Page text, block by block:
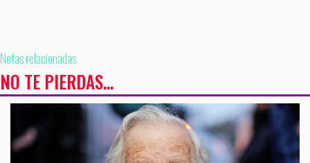
Notas relacionadas
NO TE PIERDAS...